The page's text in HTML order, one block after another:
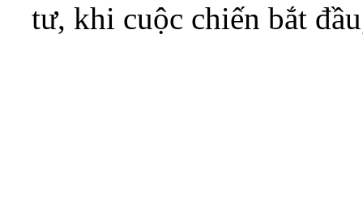
tư, khi cuộc chiến bắt